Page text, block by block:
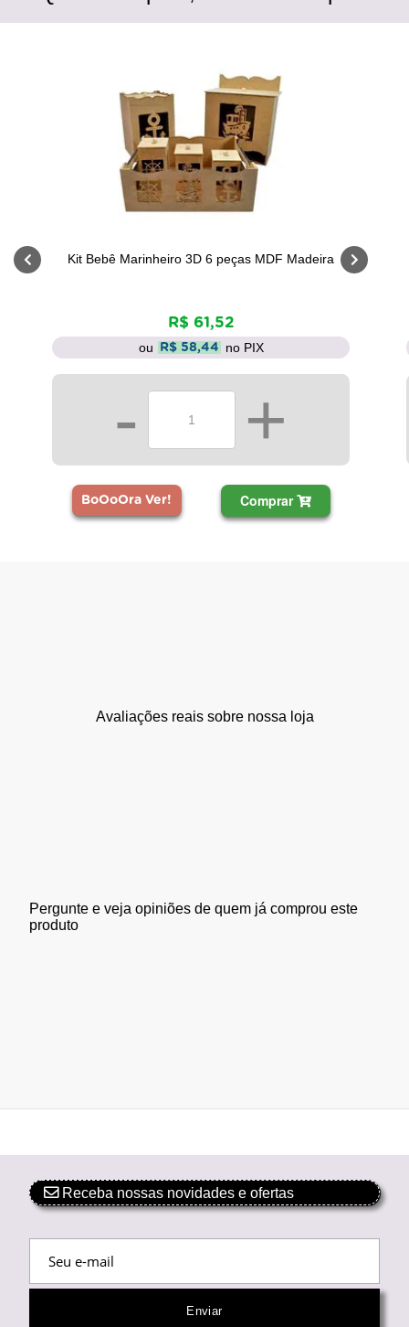
Kit Bebê Marinheiro 3D 6 peças MDF Madeira
R$ 61,52
ou R$ 58,44 no PIX
- +
BoOoOra Ver! Comprar
Avaliações reais sobre nossa loja
Pergunte e veja opiniões de quem já comprou este
produto
Receba nossas novidades e ofertas